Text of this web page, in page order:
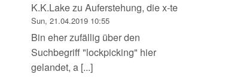
K.K.Lakezu Auferstehung, die x-te
Sun, 21.04.2019 10:55
Bin eher zufällig über den
Suchbegriff "lockpicking" hier
gelandet, a [...]